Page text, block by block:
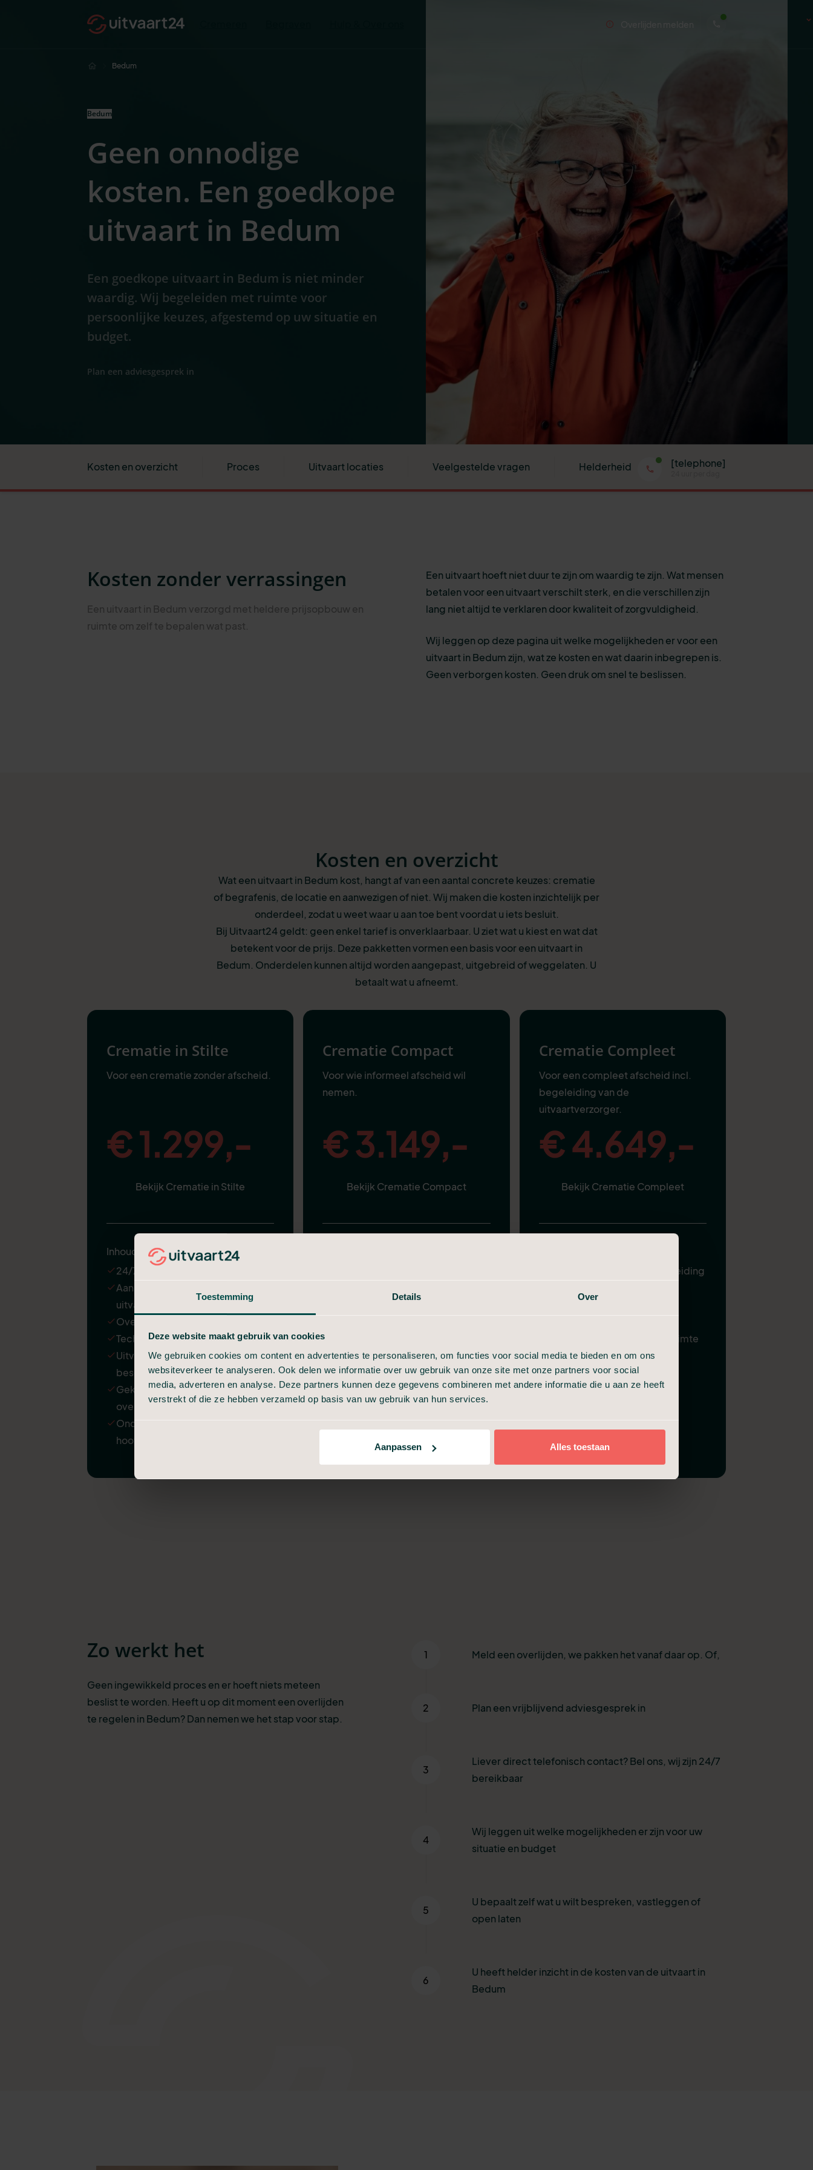
Toestemming Details Over
Deze website maakt gebruik van cookies
We gebruiken cookies om content en advertenties te personaliseren, om functies voor social media te bieden en om ons
websiteverkeer te analyseren. Ook delen we informatie over uw gebruik van onze site met onze partners voor social
media, adverteren en analyse. Deze partners kunnen deze gegevens combineren met andere informatie die u aan ze heeft
verstrekt of die ze hebben verzameld op basis van uw gebruik van hun services.
Aanpassen Alles toestaan
Bedum
Bedum
Geen onnodige
kosten. Een goedkope
uitvaart in Bedum
Een goedkope uitvaart in Bedum is niet minder
waardig. Wij begeleiden met ruimte voor
persoonlijke keuzes, afgestemd op uw situatie en
budget.
Plan een adviesgesprek in
Kosten en overzicht Proces Uitvaart locaties Veelgestelde vragen Helderheid [telephone]
Kosten zonder verrassingen
Een uitvaart in Bedum verzorgd met heldere prijsopbouw en
ruimte om zelf te bepalen wat past.
Een uitvaart hoeft niet duur te zijn om waardig te zijn. Wat mensen
betalen voor een uitvaart verschilt sterk, en die verschillen zijn
lang niet altijd te verklaren door kwaliteit of zorgvuldigheid.
Wij leggen op deze pagina uit welke mogelijkheden er voor een
uitvaart in Bedum zijn, wat ze kosten en wat daarin inbegrepen is.
Geen verborgen kosten. Geen druk om snel te beslissen.
Kosten en overzicht
Wat een uitvaart in Bedum kost, hangt af van een aantal concrete keuzes: crematie
of begrafenis, de locatie en aanwezigen of niet. Wij maken die kosten inzichtelijk per
onderdeel, zodat u weet waar u aan toe bent voordat u iets besluit.
Bij Uitvaart24 geldt: geen enkel tarief is onverklaarbaar. U ziet wat u kiest en wat dat
betekent voor de prijs. Deze pakketten vormen een basis voor een uitvaart in
Bedum. Onderdelen kunnen altijd worden aangepast, uitgebreid of weggelaten. U
betaalt wat u afneemt.
Crematie in Stilte
Voor een crematie zonder afscheid.
€ 1.299,-
Bekijk Crematie in Stilte
Inhoud
24/7 ondersteuning
Aannemen en regelen van de
uitvaart
Overbrenging van de overledene
Technische verzorging
Uitvaartkist met een kleine
beschadiging
Gekoelde bewaring van
overledene
Ondersteuning door
hoofdkantoor
Crematie Compact
Voor wie informeel afscheid wil
nemen.
€ 3.149,-
Bekijk Crematie Compact
Informeel afscheid (30 min)
Incasseren van
verzekeringspolissen
Crematie Compleet
Voor een compleet afscheid incl.
begeleiding van de
uitvaartverzorger.
€ 4.649,-
Bekijk Crematie Compleet
Uitvaartverzorger ter begeleiding
Samenzijn in condoleanceruimte
Zo werkt het
Geen ingewikkeld proces en er hoeft niets meteen
beslist te worden. Heeft u op dit moment een overlijden
te regelen in Bedum? Dan nemen we het stap voor stap.
1 Meld een overlijden, we pakken het vanaf daar op. Of,
2 Plan een vrijblijvend adviesgesprek in
3
Liever direct telefonisch contact? Bel ons, wij zijn 24/7
bereikbaar
4
Wij leggen uit welke mogelijkheden er zijn voor uw
situatie en budget
5
U bepaalt zelf wat u wilt bespreken, vastleggen of
open laten
6
U heeft helder inzicht in de kosten van de uitvaart in
Bedum